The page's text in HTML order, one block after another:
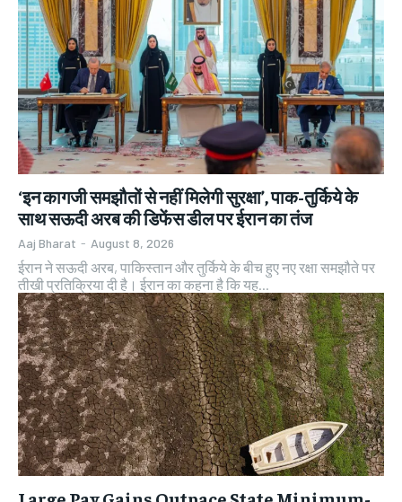
‘इन कागजी समझौतों से नहीं मिलेगी सुरक्षा’, पाक-तुर्किये के
साथ सऊदी अरब की डिफेंस डील पर ईरान का तंज
Aaj Bharat - August 8, 2026
ईरान ने सऊदी अरब, पाकिस्तान और तुर्किये के बीच हुए नए रक्षा समझौते पर
तीखी प्रतिक्रिया दी है। ईरान का कहना है कि यह...